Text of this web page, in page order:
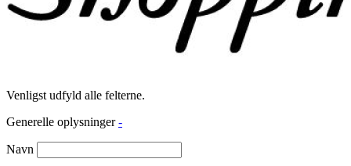
Venligst udfyld alle felterne.
Generelle oplysninger -
Navn